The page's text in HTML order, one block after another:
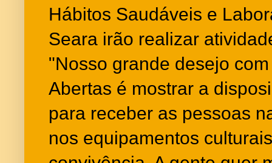
Hábitos Saudáveis e
Seara irão realizar
"Nosso grande desejo
Abertas é mostrar a
para receber as pessoas
nos equipamentos